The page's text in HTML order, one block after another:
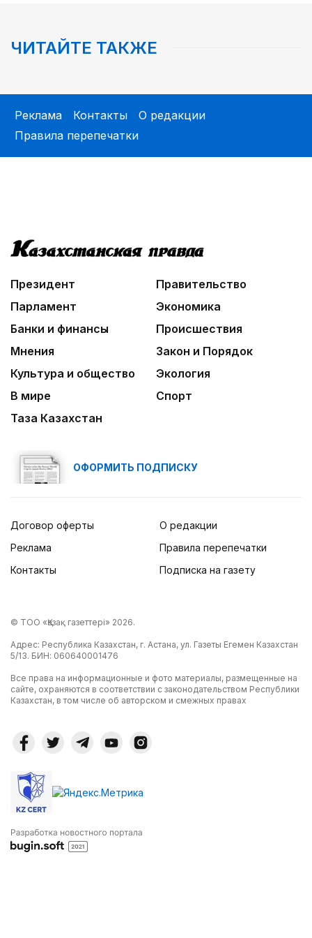
ЧИТАЙТЕ ТАКЖЕ
Реклама Контакты
О редакции
Правила перепечатки
Президент
Правительство
Парламент
Экономика
Банки и финансы
Происшествия
Мнения
Закон и Порядок
Культура и общество
Экология
В мире
Спорт
Таза Казахстан
ОФОРМИТЬ ПОДПИСКУ
Договор оферты
Реклама
Контакты
О редакции
Правила перепечатки
Подписка на газету
© ТОО «Қазақ газеттері» 2026.
Адрес: Республика Казахстан, г. Астана, ул. Газеты Егемен Казахстан
5/13. БИН: 060640001476
Все права на информационные и фото материалы, размещенные на
сайте, охраняются в соответствии с законодательством Республики
Казахстан, в том числе об авторском и смежных правах